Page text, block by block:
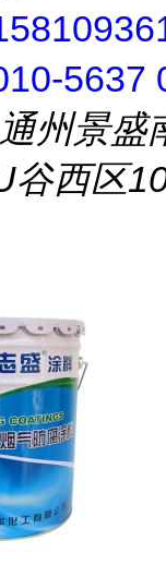
5637
州景盛
谷西区